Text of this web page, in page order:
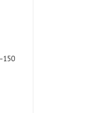
150